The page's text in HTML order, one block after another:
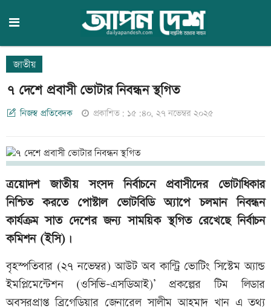
জাতীয়
৭ দেশে প্রবাসী ভোটার নিবন্ধন স্থগিত
নিজস্ব প্রতিবেদক প্রকাশিত: ১৫:৪০, ২৭ নভেম্বর ২০২৫
ত্রয়োদশ জাতীয় সংসদ নির্বাচনে প্রবাসীদের ভোটাধিকার
নিশ্চিত করতে পোস্টাল ভোটবিডি অ্যাপে চলমান নিবন্ধন
কার্যক্রম সাত দেশের জন্য সাময়িক স্থগিত রেখেছে নির্বাচন
কমিশন (ইসি)।
বৃহস্পতিবার (২৭ নভেম্বর) আউট অব কান্ট্রি ভোটিং সিস্টেম অ্যান্ড
ইমপ্লিমেন্টেশন (ওসিভি–এসডিআই)’ প্রকল্পের টিম লিডার
অবসরপ্রাপ্ত ব্রিগেডিয়ার জেনারেল সালীম আহমাদ খান এ তথ্য